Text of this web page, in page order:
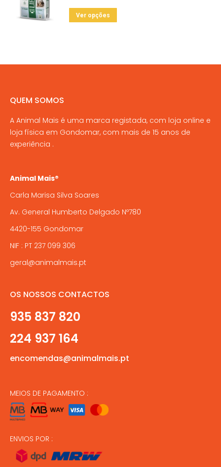
the
product
The
options
chosen
page
Ver opções
variants.
be
chosen
QUEM SOMOS
A Animal Mais é uma marca registada, com loja online e
loja física em Gondomar, com mais de 15 anos de
experiência .
Animal Mais®
Carla Marisa Silva Soares
Av. General Humberto Delgado Nº780
4420-155 Gondomar
NIF : PT 237 099 306
geral@animalmais.pt
OS NOSSOS CONTACTOS
935 837 820
224 937 164
encomendas@animalmais.pt
MEIOS DE PAGAMENTO :
ENVIOS POR :